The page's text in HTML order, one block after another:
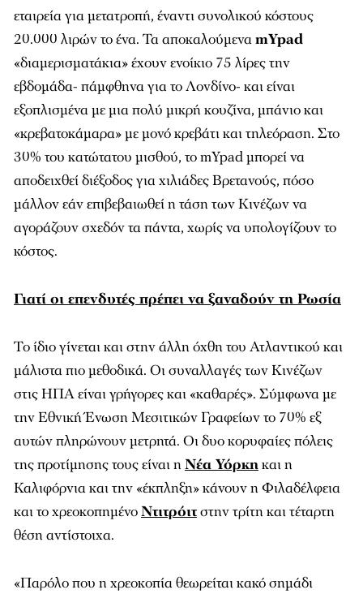
εταιρεία για μετατροπή, έναντι συνολικού κόστους
20.000 λιρών το ένα. Τα αποκαλούμεναmYpad
«διαμερισματάκια» έχουν ενοίκιο 75 λίρες την
εβδομάδα- πάμφθηνα για το Λονδίνο- και είναι
εξοπλισμένα με μια πολύ μικρή κουζίνα, μπάνιο και
«κρεβατοκάμαρα» με μονό κρεβάτι και τηλεόραση. Στο
30% του κατώτατου μισθού, το mYpad μπορεί να
αποδειχθεί διέξοδος για χιλιάδες Βρετανούς, πόσο
μάλλον εάν επιβεβαιωθεί η τάση των Κινέζων να
αγοράζουν σχεδόν τα πάντα, χωρίς να υπολογίζουν το
κόστος.
Γιατί οι επενδυτές πρέπει να ξαναδούν τη Ρωσία
Το ίδιο γίνεται και στην άλλη όχθη του Ατλαντικού και
μάλιστα πιο μεθοδικά. Οι συναλλαγές των Κινέζων
στις ΗΠΑ είναι γρήγορες και «καθαρές». Σύμφωνα με
την Εθνική Ένωση Μεσιτικών Γραφείων το 70% εξ
αυτών πληρώνουν μετρητά. Οι δυο κορυφαίες πόλεις
της προτίμησης τους είναι ηΝέα Υόρκηκαι η
Καλιφόρνια και την «έκπληξη» κάνουν η Φιλαδέλφεια
και το χρεοκοπημένοΝτιτρόιτστην τρίτη και τέταρτη
θέση αντίστοιχα.
«Παρόλο που η χρεοκοπία θεωρείται κακό σημάδι